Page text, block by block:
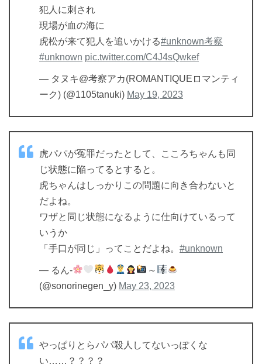
犯人に刺され
現場が血の海に
虎松が来て犯人を追いかける#unknown考察
#unknown pic.twitter.com/C4J4sQwkef
— タヌキ@考察アカ(ROMANTIQUEロマンティ
ーク) (@1105tanuki) May 19, 2023
虎パパが冤罪だったとして、こころちゃんも同
じ状態に陥ってるとすると。
虎ちゃんはしっかりこの問題に向き合わないと
だよね。
ワザと同じ状態になるように仕向けているって
いうか
「手口が同じ」ってことだよね。 #unknown
— るん-
～
(@sonorinegen_y) May 23, 2023
やっぱりとらパパ殺人してないっぽくな
い……？？？？